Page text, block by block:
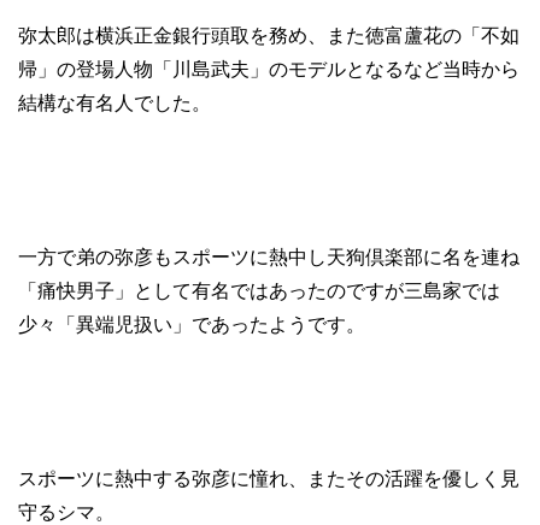
弥太郎は横浜正金銀行頭取を務め、また徳富蘆花の「不如
帰」の登場人物「川島武夫」のモデルとなるなど当時から
結構な有名人でした。
一方で弟の弥彦もスポーツに熱中し天狗倶楽部に名を連ね
「痛快男子」として有名ではあったのですが三島家では
少々「異端児扱い」であったようです。
スポーツに熱中する弥彦に憧れ、またその活躍を優しく見
守るシマ。